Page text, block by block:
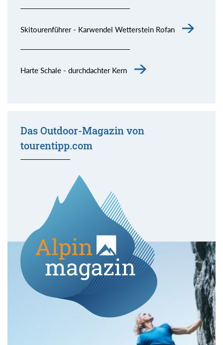
Skitourenführer - Karwendel Wetterstein Rofan
Harte Schale - durchdachter Kern
Das Outdoor-Magazin von
tourentipp.com